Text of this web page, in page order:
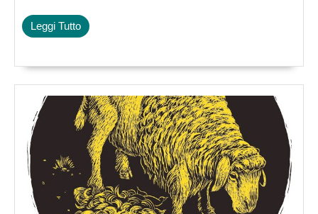
Leggi TuttoLeggi
Tutto